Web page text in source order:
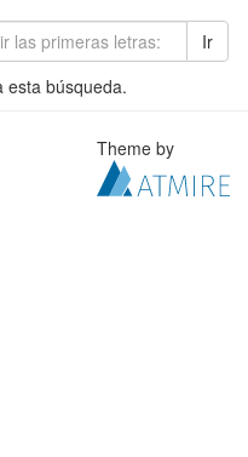
Ir
esta búsqueda.
Theme by